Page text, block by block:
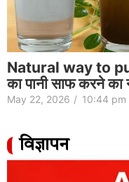
Natural way to
का पानी साफ करने का
May 22, 2026 / 10:44 pm
विज्ञापन